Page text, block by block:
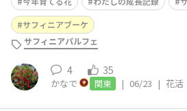
サフィニアブーケ
サフィニアパルフェ
4 35
かなで 関東 | 06/23 | 花活